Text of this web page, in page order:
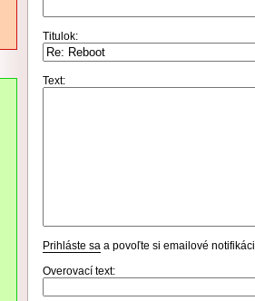
Titulok:
Text:
Prihláste sa a povoľte si emailové
Overovací text: